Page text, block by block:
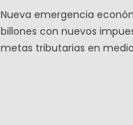
Nueva emergencia
billones con nuevos
metas tributarias en